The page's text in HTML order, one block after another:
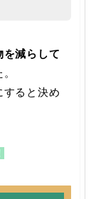
を減らして
すると決め